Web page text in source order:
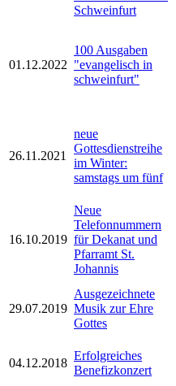
Schweinfurt
01.12.2022
100 Ausgaben
"evangelisch in
schweinfurt"
26.11.2021
neue
Gottesdienstreihe
im Winter:
samstags um fünf
16.10.2019
Neue
Telefonnummern
für Dekanat und
Pfarramt St.
Johannis
29.07.2019
Ausgezeichnete
Musik zur Ehre
Gottes
04.12.2018
Erfolgreiches
Benefizkonzert